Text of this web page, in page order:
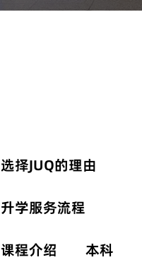
选择JUQ的理由
升学服务流程
课程介绍
本科